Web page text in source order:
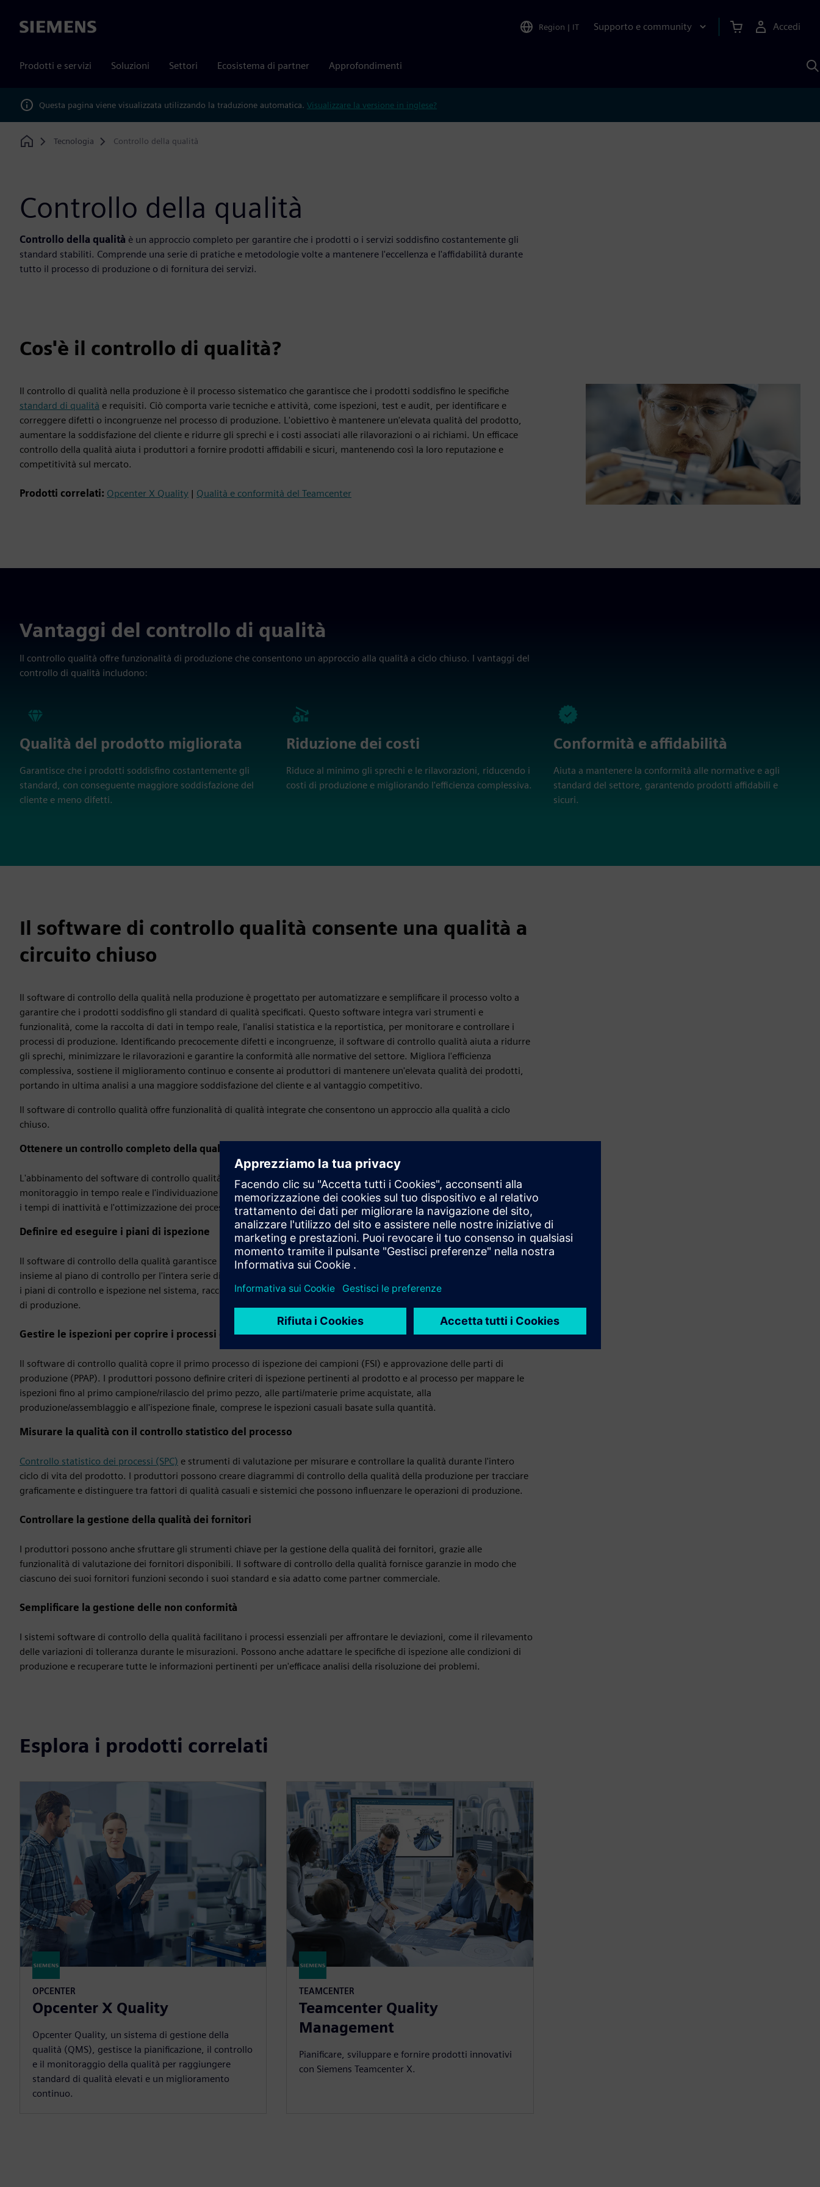
Siemens Region | IT Supporto e community Accedi
Prodotti e servizi Soluzioni Settori Ecosistema di partner Approfondimenti
Questa pagina viene visualizzata utilizzando la traduzione automatica. Visualizzare la versione in inglese?
Home
Tecnologia Controllo della qualità
Controllo della qualità
Controllo della qualità è un approccio completo per garantire che i prodotti o i servizi soddisfino costantemente gli
standard stabiliti. Comprende una serie di pratiche e metodologie volte a mantenere l'eccellenza e l'affidabilità durante
tutto il processo di produzione o di fornitura dei servizi.
Cos'è il controllo di qualità?
Il controllo di qualità nella produzione è il processo sistematico che garantisce che i prodotti soddisfino le specifiche
standard di qualità e requisiti. Ciò comporta varie tecniche e attività, come ispezioni, test e audit, per identificare e
correggere difetti o incongruenze nel processo di produzione. L'obiettivo è mantenere un'elevata qualità del prodotto,
aumentare la soddisfazione del cliente e ridurre gli sprechi e i costi associati alle rilavorazioni o ai richiami. Un efficace
controllo della qualità aiuta i produttori a fornire prodotti affidabili e sicuri, mantenendo così la loro reputazione e
competitività sul mercato.
Prodotti correlati: Opcenter X Quality | Qualità e conformità del Teamcenter
Vantaggi del controllo di qualità
Il controllo qualità offre funzionalità di produzione che consentono un approccio alla qualità a ciclo chiuso. I vantaggi del
controllo di qualità includono:
Qualità del prodotto migliorata
Garantisce che i prodotti soddisfino costantemente gli
standard, con conseguente maggiore soddisfazione del
cliente e meno difetti.
Riduzione dei costi
Riduce al minimo gli sprechi e le rilavorazioni, riducendo i
costi di produzione e migliorando l'efficienza complessiva.
Conformità e affidabilità
Aiuta a mantenere la conformità alle normative e agli
standard del settore, garantendo prodotti affidabili e
sicuri.
Il software di controllo qualità consente una qualità a
circuito chiuso
Il software di controllo della qualità nella produzione è progettato per automatizzare e semplificare il processo volto a
garantire che i prodotti soddisfino gli standard di qualità specificati. Questo software integra vari strumenti e
funzionalità, come la raccolta di dati in tempo reale, l'analisi statistica e la reportistica, per monitorare e controllare i
processi di produzione. Identificando precocemente difetti e incongruenze, il software di controllo qualità aiuta a ridurre
gli sprechi, minimizzare le rilavorazioni e garantire la conformità alle normative del settore. Migliora l'efficienza
complessiva, sostiene il miglioramento continuo e consente ai produttori di mantenere un'elevata qualità dei prodotti,
portando in ultima analisi a una maggiore soddisfazione del cliente e al vantaggio competitivo.
Il software di controllo qualità offre funzionalità di qualità integrate che consentono un approccio alla qualità a ciclo
chiuso.
Ottenere un controllo completo della qualità della produzione
L'abbinamento del software di controllo qualità a un gemello digitale completo consente in un ambiente di produzione il
monitoraggio in tempo reale e l'individuazione immediata dei problemi di qualità, la manutenzione predittiva per ridurre
i tempi di inattività e l'ottimizzazione dei processi per una migliore qualità e prestazioni.
Definire ed eseguire i piani di ispezione
Il software di controllo della qualità garantisce la qualità del prodotto e del processo, definendo i criteri di ispezione
insieme al piano di controllo per l'intera serie di attività legate alla qualità della sua azienda. I produttori possono definire
i piani di controllo e ispezione nel sistema, raccogliere dati, documentare i risultati delle ispezioni e controllare i processi
di produzione.
Gestire le ispezioni per coprire i processi di qualità fondamentali
Il software di controllo qualità copre il primo processo di ispezione dei campioni (FSI) e approvazione delle parti di
produzione (PPAP). I produttori possono definire criteri di ispezione pertinenti al prodotto e al processo per mappare le
ispezioni fino al primo campione/rilascio del primo pezzo, alle parti/materie prime acquistate, alla
produzione/assemblaggio e all'ispezione finale, comprese le ispezioni casuali basate sulla quantità.
Misurare la qualità con il controllo statistico del processo
Controllo statistico dei processi (SPC) e strumenti di valutazione per misurare e controllare la qualità durante l'intero
ciclo di vita del prodotto. I produttori possono creare diagrammi di controllo della qualità della produzione per tracciare
graficamente e distinguere tra fattori di qualità casuali e sistemici che possono influenzare le operazioni di produzione.
Controllare la gestione della qualità dei fornitori
I produttori possono anche sfruttare gli strumenti chiave per la gestione della qualità dei fornitori, grazie alle
funzionalità di valutazione dei fornitori disponibili. Il software di controllo della qualità fornisce garanzie in modo che
ciascuno dei suoi fornitori funzioni secondo i suoi standard e sia adatto come partner commerciale.
Semplificare la gestione delle non conformità
I sistemi software di controllo della qualità facilitano i processi essenziali per affrontare le deviazioni, come il rilevamento
delle variazioni di tolleranza durante le misurazioni. Possono anche adattare le specifiche di ispezione alle condizioni di
produzione e recuperare tutte le informazioni pertinenti per un'efficace analisi della risoluzione dei problemi.
Esplora i prodotti correlati
OPCENTER
Opcenter X Quality
Opcenter Quality, un sistema di gestione della
qualità (QMS), gestisce la pianificazione, il controllo
e il monitoraggio della qualità per raggiungere
standard di qualità elevati e un miglioramento
continuo.
TEAMCENTER
Teamcenter Quality
Management
Pianificare, sviluppare e fornire prodotti innovativi
con Siemens Teamcenter X.